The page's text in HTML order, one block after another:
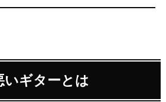
ギターとは